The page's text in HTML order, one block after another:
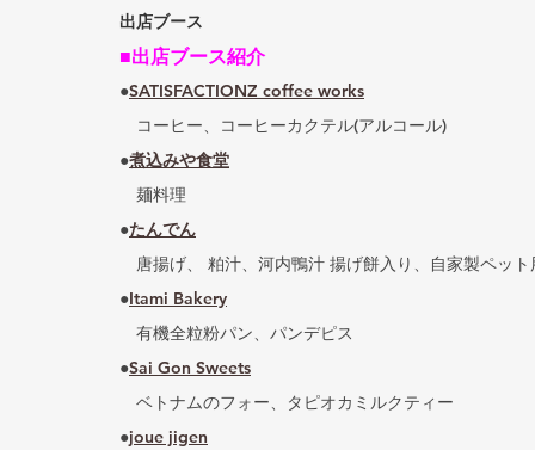
出店ブース
■出店ブース紹介
●SATISFACTIONZ coffee works
コーヒー、コーヒーカクテル(アルコール)
●煮込みや食堂
麺料理
●たんでん
唐揚げ、 粕汁、河内鴨汁 揚げ餅入り、自家製ペット
●Itami Bakery
有機全粒粉パン、パンデピス
●Sai Gon Sweets
ベトナムのフォー、タピオカミルクティー
●joue jigen